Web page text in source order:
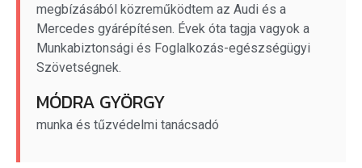
megbízásából közreműködtem az Audi és a
Mercedes gyárépítésen. Évek óta tagja vagyok a
Munkabiztonsági és Foglalkozás-egészségügyi
Szövetségnek.
MÓDRA GYÖRGY
munka és tűzvédelmi tanácsadó